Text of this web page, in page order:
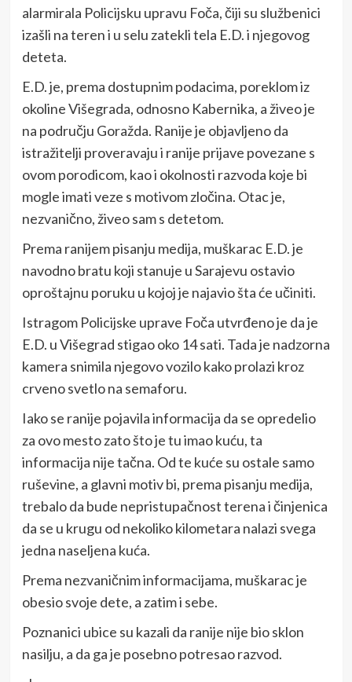
alarmirala Policijsku upravu Foča, čiji su službenici
izašli na teren i u selu zatekli tela E.D. i njegovog
deteta.
E.D. je, prema dostupnim podacima, poreklom iz
okoline Višegrada, odnosno Kabernika, a živeo je
na području Goražda. Ranije je objavljeno da
istražitelji proveravaju i ranije prijave povezane s
ovom porodicom, kao i okolnosti razvoda koje bi
mogle imati veze s motivom zločina. Otac je,
nezvanično, živeo sam s detetom.
Prema ranijem pisanju medija, muškarac E.D. je
navodno bratu koji stanuje u Sarajevu ostavio
oproštajnu poruku u kojoj je najavio šta će učiniti.
Istragom Policijske uprave Foča utvrđeno je da je
E.D. u Višegrad stigao oko 14 sati. Tada je nadzorna
kamera snimila njegovo vozilo kako prolazi kroz
crveno svetlo na semaforu.
Iako se ranije pojavila informacija da se opredelio
za ovo mesto zato što je tu imao kuću, ta
informacija nije tačna. Od te kuće su ostale samo
ruševine, a glavni motiv bi, prema pisanju medija,
trebalo da bude nepristupačnost terena i činjenica
da se u krugu od nekoliko kilometara nalazi svega
jedna naseljena kuća.
Prema nezvaničnim informacijama, muškarac je
obesio svoje dete, a zatim i sebe.
Poznanici ubice su kazali da ranije nije bio sklon
nasilju, a da ga je posebno potresao razvod.